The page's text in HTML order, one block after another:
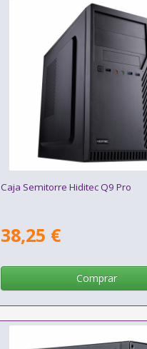
Caja Semitorre Hiditec Q9 Pro
38,25 €
Comprar